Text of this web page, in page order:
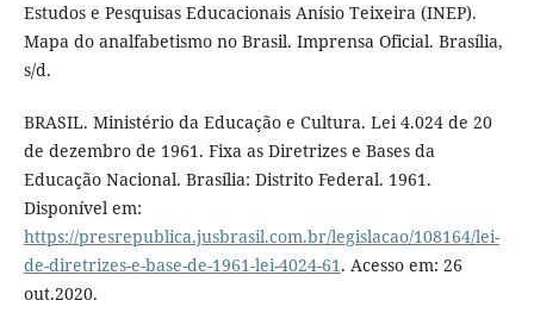
Estudos e Pesquisas Educacionais Anísio Teixeira (INEP).
Mapa do analfabetismo no Brasil. Imprensa Oficial. Brasília,
s/d.
BRASIL. Ministério da Educação e Cultura. Lei 4.024 de 20
de dezembro de 1961. Fixa as Diretrizes e Bases da
Educação Nacional. Brasília: Distrito Federal. 1961.
Disponível em:
https://presrepublica.jusbrasil.com.br/legislacao/108164/lei-
de-diretrizes-e-base-de-1961-lei-4024-61. Acesso em: 26
out.2020.